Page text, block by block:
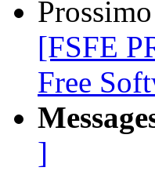
[FSFE
Free
]